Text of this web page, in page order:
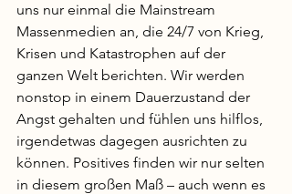
uns nur einmal die Mainstream
Massenmedien an, die 24/7 von Krieg,
Krisen und Katastrophen auf der
ganzen Welt berichten. Wir werden
nonstop in einem Dauerzustand der
Angst gehalten und fühlen uns hilflos,
irgendetwas dagegen ausrichten zu
können. Positives finden wir nur selten
in diesem großen Maß – auch wenn es